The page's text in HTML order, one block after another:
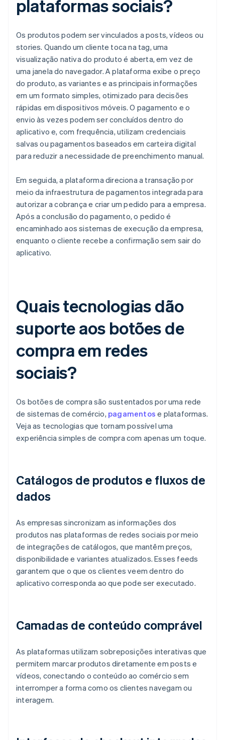
plataformas sociais?
Os produtos podem ser vinculados a posts, vídeos ou
stories. Quando um cliente toca na tag, uma
visualização nativa do produto é aberta, em vez de
uma janela do navegador. A plataforma exibe o preço
do produto, as variantes e as principais informações
em um formato simples, otimizado para decisões
rápidas em dispositivos móveis. O pagamento e o
envio às vezes podem ser concluídos dentro do
aplicativo e, com frequência, utilizam credenciais
salvas ou pagamentos baseados em carteira digital
para reduzir a necessidade de preenchimento manual.
Em seguida, a plataforma direciona a transação por
meio da infraestrutura de pagamentos integrada para
autorizar a cobrança e criar um pedido para a empresa.
Após a conclusão do pagamento, o pedido é
encaminhado aos sistemas de execução da empresa,
enquanto o cliente recebe a confirmação sem sair do
aplicativo.
Quais tecnologias dão
suporte aos botões de
compra em redes
sociais?
Os botões de compra são sustentados por uma rede
de sistemas de comércio, pagamentos e plataformas.
Veja as tecnologias que tornam possível uma
experiência simples de compra com apenas um toque.
Catálogos de produtos e fluxos de
dados
As empresas sincronizam as informações dos
produtos nas plataformas de redes sociais por meio
de integrações de catálogos, que mantêm preços,
disponibilidade e variantes atualizados. Esses feeds
garantem que o que os clientes veem dentro do
aplicativo corresponda ao que pode ser executado.
Camadas de conteúdo comprável
As plataformas utilizam sobreposições interativas que
permitem marcar produtos diretamente em posts e
vídeos, conectando o conteúdo ao comércio sem
interromper a forma como os clientes navegam ou
interagem.